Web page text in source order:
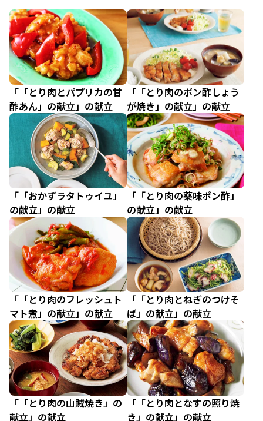
「「とり肉とパプリカの甘
酢あん」の献立」の献立
「「とり肉のポン酢しょう
が焼き」の献立」の献立
「「おかずラタトゥイユ」
の献立」の献立
「「とり肉の薬味ポン酢」
の献立」の献立
「「とり肉のフレッシュト
マト煮」の献立」の献立
「「とり肉とねぎのつけそ
ば」の献立」の献立
「「とり肉の山賊焼き」の
献立」の献立
「「とり肉となすの照り焼
き」の献立」の献立